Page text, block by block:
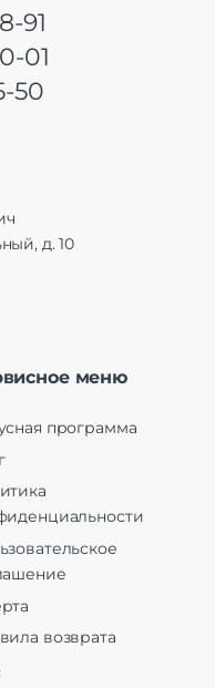
91
01
50
д. 10
меню
программа
возврата